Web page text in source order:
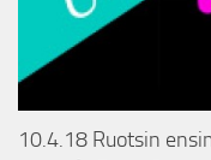
10.4.18 Ruotsin